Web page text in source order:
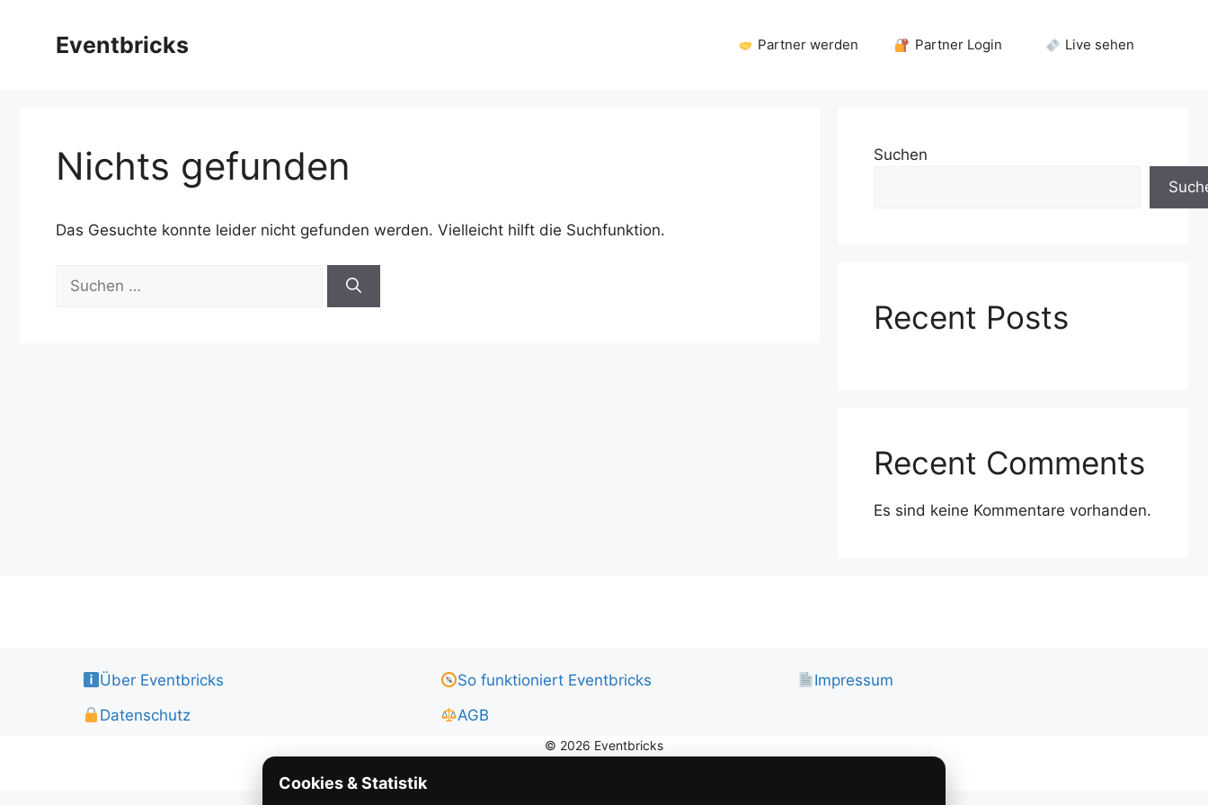
springenEventbricks Partner werden Partner Login Live sehen
Nichts gefunden
Das Gesuchte konnte leider nicht gefunden werden. Vielleicht hilft die Suchfunktion.
nach:
Suchen
Recent Posts
Recent Comments
Es sind keine Kommentare vorhanden.
Über Eventbricks So funktioniert Eventbricks
Impressum
Datenschutz
AGB
Cookies & Statistik